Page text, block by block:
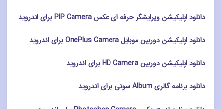
دانلود اپلیکیشن ویرایشگر حرفه ای عکس PIP Camera برای اندروید
دانلود اپلیکیشن دوربین موبایل OnePlus Camera برای اندروید
دانلود اپلیکیشن دوربین HD Camera برای اندروید
دانلود برنامه گالری Album سونی برای اندروید